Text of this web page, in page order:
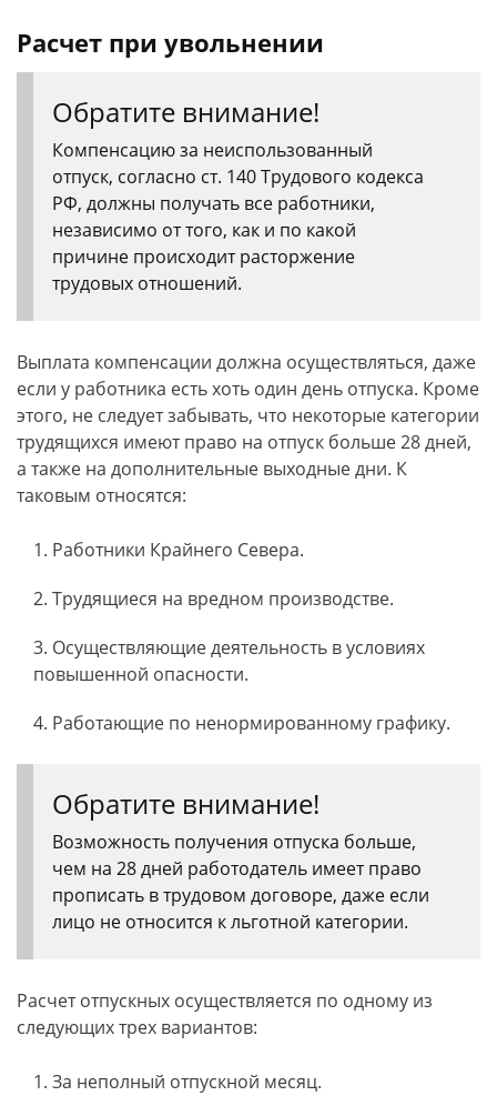
Расчет при увольнении
Обратите внимание!
Компенсацию за неиспользованный
отпуск, согласно ст. 140 Трудового кодекса
РФ, должны получать все работники,
независимо от того, как и по какой
причине происходит расторжение
трудовых отношений.
Выплата компенсации должна осуществляться, даже
если у работника есть хоть один день отпуска. Кроме
этого, не следует забывать, что некоторые категории
трудящихся имеют право на отпуск больше 28 дней,
а также на дополнительные выходные дни. К
таковым относятся:
Работники Крайнего Севера.
Трудящиеся на вредном производстве.
Осуществляющие деятельность в условиях
повышенной опасности.
Работающие по ненормированному графику.
Обратите внимание!
Возможность получения отпуска больше,
чем на 28 дней работодатель имеет право
прописать в трудовом договоре, даже если
лицо не относится к льготной категории.
Расчет отпускных осуществляется по одному из
следующих трех вариантов:
За неполный отпускной месяц.